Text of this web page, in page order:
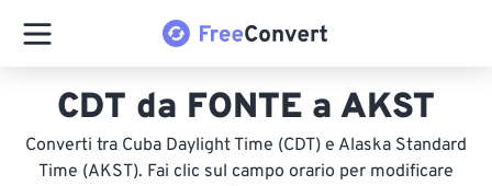
CDT da FONTE a AKST
Converti tra Cuba Daylight Time (CDT) e Alaska Standard
Time (AKST). Fai clic sul campo orario per modificare